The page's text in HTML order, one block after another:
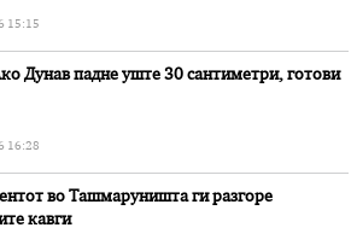
15:15
Дунав падне уште 30 сантиметри, готови
16:28
во Ташмаруништa ги разгоре
кавги